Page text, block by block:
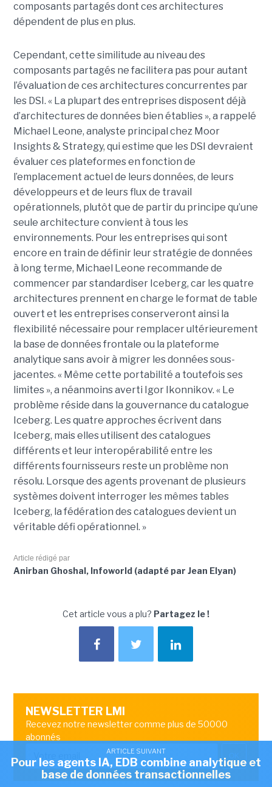
composants partagés dont ces architectures
dépendent de plus en plus.
Cependant, cette similitude au niveau des
composants partagés ne facilitera pas pour autant
l’évaluation de ces architectures concurrentes par
les DSI. « La plupart des entreprises disposent déjà
d’architectures de données bien établies », a rappelé
Michael Leone, analyste principal chez Moor
Insights & Strategy, qui estime que les DSI devraient
évaluer ces plateformes en fonction de
l’emplacement actuel de leurs données, de leurs
développeurs et de leurs flux de travail
opérationnels, plutôt que de partir du principe qu’une
seule architecture convient à tous les
environnements. Pour les entreprises qui sont
encore en train de définir leur stratégie de données
à long terme, Michael Leone recommande de
commencer par standardiser Iceberg, car les quatre
architectures prennent en charge le format de table
ouvert et les entreprises conserveront ainsi la
flexibilité nécessaire pour remplacer ultérieurement
la base de données frontale ou la plateforme
analytique sans avoir à migrer les données sous-
jacentes. « Même cette portabilité a toutefois ses
limites », a néanmoins averti Igor Ikonnikov. « Le
problème réside dans la gouvernance du catalogue
Iceberg. Les quatre approches écrivent dans
Iceberg, mais elles utilisent des catalogues
différents et leur interopérabilité entre les
différents fournisseurs reste un problème non
résolu. Lorsque des agents provenant de plusieurs
systèmes doivent interroger les mêmes tables
Iceberg, la fédération des catalogues devient un
véritable défi opérationnel. »
Article rédigé par
Anirban Ghoshal, Infoworld (adapté par Jean Elyan)
Cet article vous a plu? Partagez le !
NEWSLETTER LMI
Recevez notre newsletter comme plus de 50000
abonnés
ARTICLE SUIVANT
Pour les agents IA, EDB combine analytique et
base de données transactionnelles